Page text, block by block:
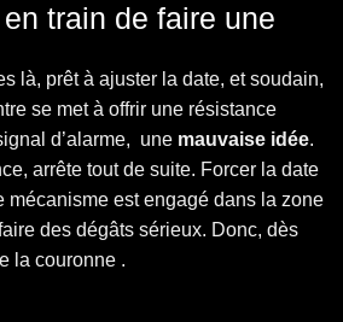
train de faire une
là, prêt à ajuster la date, et soudain,
se met à offrir une résistance
d’alarme, une mauvaise idée.
arrête tout de suite. Forcer la date
mécanisme est engagé dans la zone
des dégâts sérieux. Donc, dès
la couronne .